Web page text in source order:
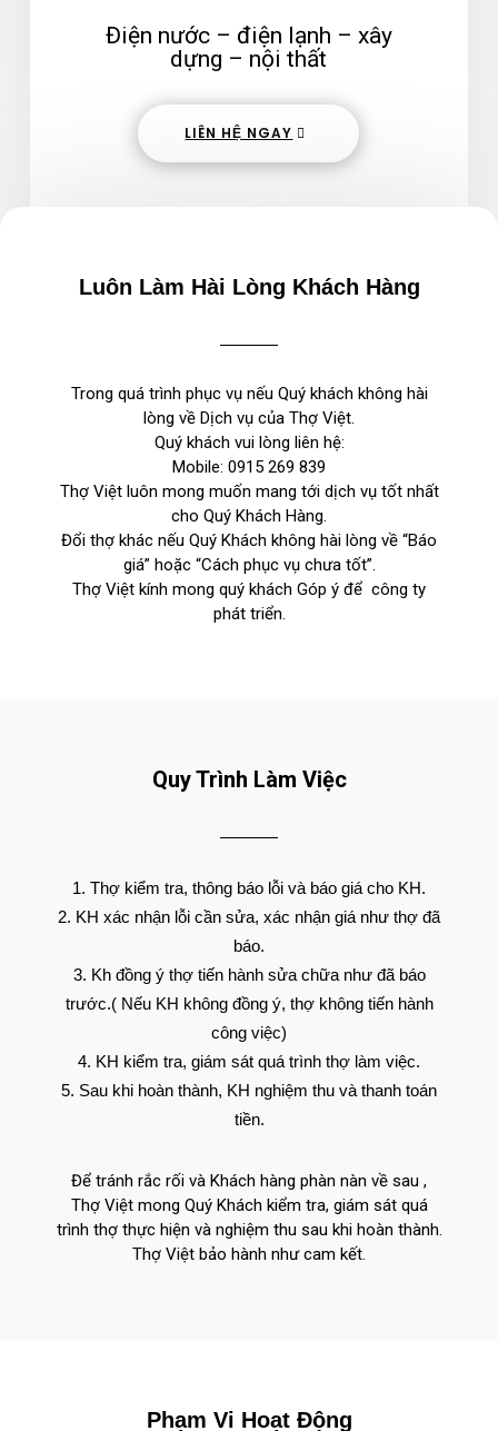
Điện nước – điện lạnh – xây
dựng – nội thất
LIÊN HỆ NGAY
Luôn Làm Hài Lòng Khách Hàng
Trong quá trình phục vụ nếu Quý khách không hài
lòng về Dịch vụ của Thợ Việt.
Quý khách vui lòng liên hệ:
Mobile: 0915 269 839
Thợ Việt luôn mong muốn mang tới dịch vụ tốt nhất
cho Quý Khách Hàng.
Đổi thợ khác nếu Quý Khách không hài lòng về “Báo
giá” hoặc “Cách phục vụ chưa tốt”.
Thợ Việt kính mong quý khách Góp ý để công ty
phát triển.
Quy Trình Làm Việc
Thợ kiểm tra, thông báo lỗi và báo giá cho KH.
KH xác nhận lỗi cần sửa, xác nhận giá như thợ đã
báo.
Kh đồng ý thợ tiến hành sửa chữa như đã báo
trước.( Nếu KH không đồng ý, thợ không tiến hành
công việc)
KH kiểm tra, giám sát quá trình thợ làm việc.
Sau khi hoàn thành, KH nghiệm thu và thanh toán
tiền.
Để tránh rắc rối và Khách hàng phàn nàn về sau ,
Thợ Việt mong Quý Khách kiểm tra, giám sát quá
trình thợ thực hiện và nghiệm thu sau khi hoàn thành.
Thợ Việt bảo hành như cam kết.
Phạm Vi Hoạt Động